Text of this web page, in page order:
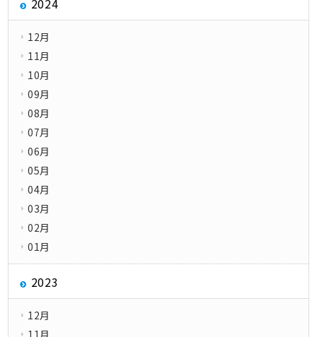
2024
12月
11月
10月
09月
08月
07月
06月
05月
04月
03月
02月
01月
2023
12月